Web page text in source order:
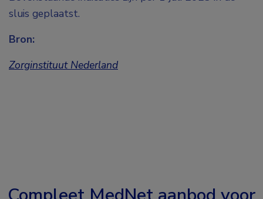
sluis geplaatst.
Bron:
Zorginstituut Nederland